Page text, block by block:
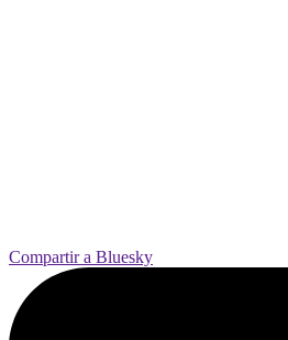
Compartir a Bluesky